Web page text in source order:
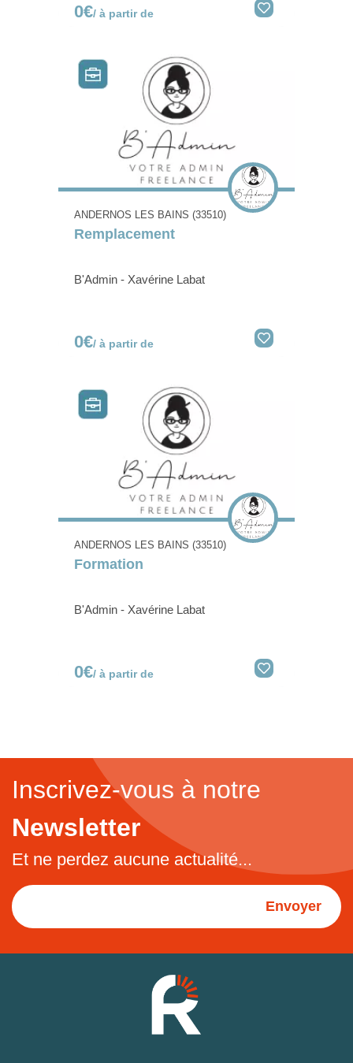
0€/ à partir de
ANDERNOS LES BAINS (33510)
Remplacement
B'Admin - Xavérine Labat
0€/ à partir de
ANDERNOS LES BAINS (33510)
Formation
B'Admin - Xavérine Labat
0€/ à partir de
Inscrivez-vous à notre
Newsletter
Et ne perdez aucune actualité...
Envoyer